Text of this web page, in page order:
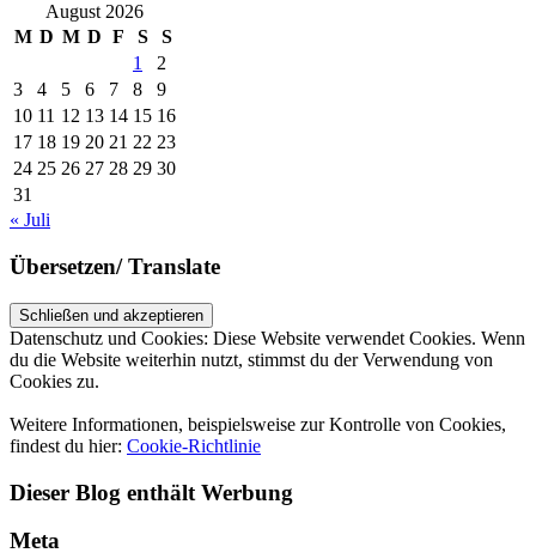
August 2026
M D M D F S
S
1
2
3
4 5 6 7 8
9
10 11 12 13 14 15 16
17 18 19 20 21 22 23
24 25 26 27 28 29 30
31
« Juli
Übersetzen/ Translate
Datenschutz und Cookies: Diese Website verwendet Cookies. Wenn
du die Website weiterhin nutzt, stimmst du der Verwendung von
Cookies zu.
Weitere Informationen, beispielsweise zur Kontrolle von Cookies,
findest du hier: Cookie-Richtlinie
Dieser Blog enthält Werbung
Meta